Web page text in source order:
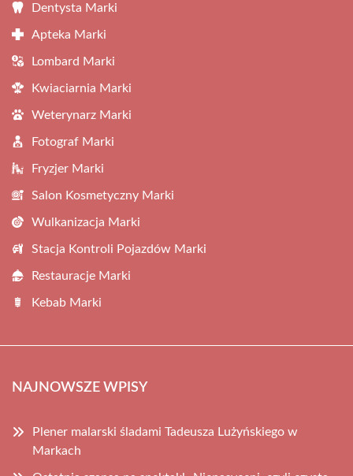
Dentysta Marki
Apteka Marki
Lombard Marki
Kwiaciarnia Marki
Weterynarz Marki
Fotograf Marki
Fryzjer Marki
Salon Kosmetyczny Marki
Wulkanizacja Marki
Stacja Kontroli Pojazdów Marki
Restauracje Marki
Kebab Marki
NAJNOWSZE WPISY
Plener malarski śladami Tadeusza Lużyńskiego w
Markach